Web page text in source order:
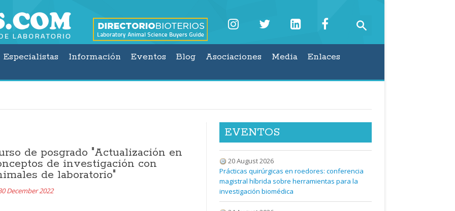
Especialistas Información Eventos Blog Asociaciones Media Enlaces
de posgrado "Actualización en
de investigación con
de laboratorio"
December 2022
EVENTOS
20 August 2026
Prácticas quirúrgicas en roedores: conferencia
magistral híbrida sobre herramientas para la
investigación biomédica